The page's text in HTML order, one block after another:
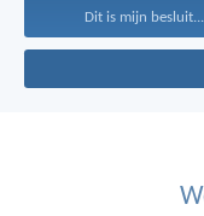
Dit is mijn besluit...